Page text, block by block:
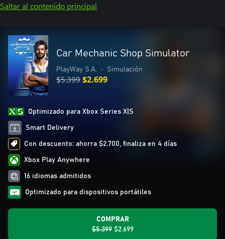
Saltar al contenido principal
Car Mechanic Shop Simulator
PlayWay S.A. • Simulación
$5.399$2.699
Optimizado para Xbox Series X|S
Smart Delivery
Con descuento: ahorra $2.700, finaliza en 4 días
Xbox Play Anywhere
16 idiomas admitidos
Optimizado para dispositivos portátiles
COMPRAR
$5.399 $2.699